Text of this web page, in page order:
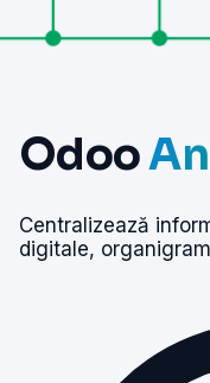
Odoo
Centralizează
digitale,